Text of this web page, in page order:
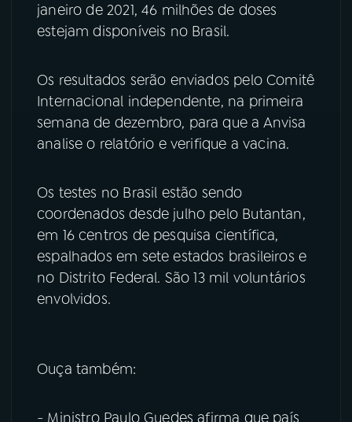
TikTok
janeiro de 2021, 46 milhões de doses
estejam disponíveis no Brasil.
Os resultados serão enviados pelo Comitê
Internacional independente, na primeira
semana de dezembro, para que a Anvisa
analise o relatório e verifique a vacina.
Os testes no Brasil estão sendo
coordenados desde julho pelo Butantan,
em 16 centros de pesquisa científica,
espalhados em sete estados brasileiros e
no Distrito Federal. São 13 mil voluntários
envolvidos.
Ouça também:
- Ministro Paulo Guedes afirma que país